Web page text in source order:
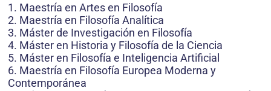
1. Maestría en Artes en Filosofía
2. Maestría en Filosofía Analítica
3. Máster de Investigación en Filosofía
4. Máster en Historia y Filosofía de la Ciencia
5. Máster en Filosofía e Inteligencia Artificial
6. Maestría en Filosofía Europea Moderna y
Contemporánea